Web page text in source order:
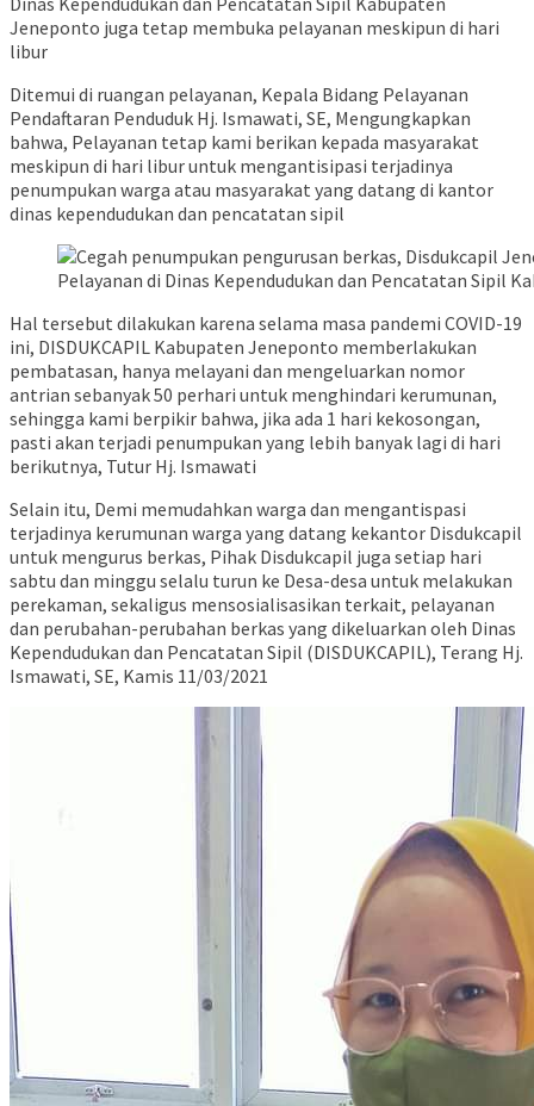
Jeneponto juga tetap membuka pelayanan meskipun di hari
libur
Ditemui di ruangan pelayanan, Kepala Bidang Pelayanan
Pendaftaran Penduduk Hj. Ismawati, SE, Mengungkapkan
bahwa, Pelayanan tetap kami berikan kepada masyarakat
meskipun di hari libur untuk mengantisipasi terjadinya
penumpukan warga atau masyarakat yang datang di kantor
dinas kependudukan dan pencatatan sipil
Pelayanan di Dinas Kependudukan dan Pencatatan Sipil
Hal tersebut dilakukan karena selama masa pandemi COVID-19
ini, DISDUKCAPIL Kabupaten Jeneponto memberlakukan
pembatasan, hanya melayani dan mengeluarkan nomor
antrian sebanyak 50 perhari untuk menghindari kerumunan,
sehingga kami berpikir bahwa, jika ada 1 hari kekosongan,
pasti akan terjadi penumpukan yang lebih banyak lagi di hari
berikutnya, Tutur Hj. Ismawati
Selain itu, Demi memudahkan warga dan mengantispasi
terjadinya kerumunan warga yang datang kekantor Disdukcapil
untuk mengurus berkas, Pihak Disdukcapil juga setiap hari
sabtu dan minggu selalu turun ke Desa-desa untuk melakukan
perekaman, sekaligus mensosialisasikan terkait, pelayanan
dan perubahan-perubahan berkas yang dikeluarkan oleh Dinas
Kependudukan dan Pencatatan Sipil (DISDUKCAPIL), Terang Hj.
Ismawati, SE, Kamis 11/03/2021